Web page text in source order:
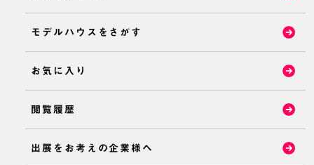
モデルハウスをさがす
お気に入り
閲覧履歴
出展をお考えの企業様へ